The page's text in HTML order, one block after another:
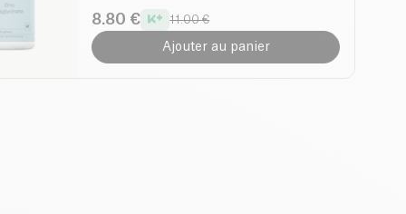
8.80 € 11.00 €
Ajouter au panier